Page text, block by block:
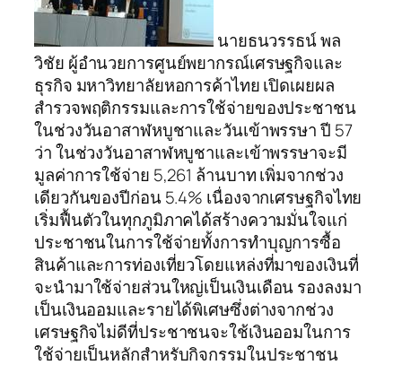
นายธนวรรธน์ พล
วิชัย ผู้อำนวยการศูนย์พยากรณ์เศรษฐกิจและ
ธุรกิจ มหาวิทยาลัยหอการค้าไทย เปิดเผยผล
สำรวจพฤติกรรมและการใช้จ่ายของประชาชน
ในช่วงวันอาสาฬหบูชาและวันเข้าพรรษา ปี 57
ว่า ในช่วงวันอาสาฬหบูชาและเข้าพรรษาจะมี
มูลค่าการใช้จ่าย 5,261 ล้านบาท เพิ่มจากช่วง
เดียวกันของปีก่อน 5.4% เนื่องจากเศรษฐกิจไทย
เริ่มฟื้นตัวในทุกภูมิภาคได้สร้างความมั่นใจแก่
ประชาชนในการใช้จ่ายทั้งการทำบุญการซื้อ
สินค้าและการท่องเที่ยวโดยแหล่งที่มาของเงินที่
จะนำมาใช้จ่ายส่วนใหญ่เป็นเงินเดือน รองลงมา
เป็นเงินออมและรายได้พิเศษซึ่งต่างจากช่วง
เศรษฐกิจไม่ดีที่ประชาชนจะใช้เงินออมในการ
ใช้จ่ายเป็นหลักสำหรับกิจกรรมในประชาชน